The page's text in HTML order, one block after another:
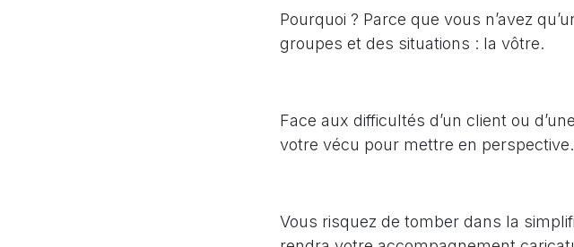
Pourquoi ? Parce que vous n’avez
groupes et des situations : la vôtre.
Face aux difficultés d’un client ou
votre vécu pour mettre en perspective.
Vous risquez de tomber dans la